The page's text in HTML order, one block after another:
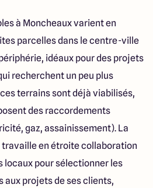
à Moncheaux varient en
parcelles dans le centre-ville
idéaux pour des projets
recherchent un peu plus
terrains sont déjà viabilisés,
des raccordements
gaz, assainissement). La
en étroite collaboration
locaux pour sélectionner les
aux projets de ses clients,